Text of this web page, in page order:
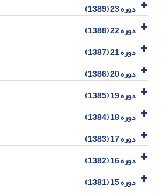
دوره 23 (1389)
دوره 22 (1388)
دوره 21 (1387)
دوره 20 (1386)
دوره 19 (1385)
دوره 18 (1384)
دوره 17 (1383)
دوره 16 (1382)
دوره 15 (1381)